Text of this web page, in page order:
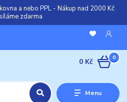
a nebo PPL - Nákup nad 2000 Kč
zdarma
Menu
0
0 Kč